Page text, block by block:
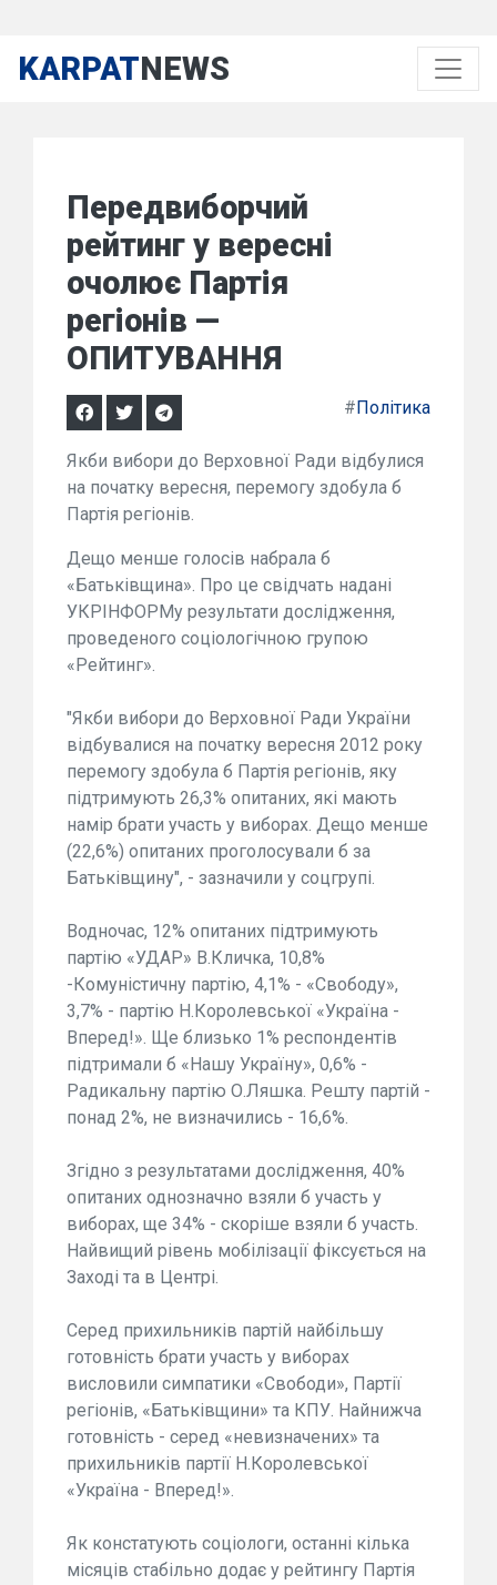
KARPATNEWS
Передвиборчий
рейтинг у вересні
очолює Партія
регіонів —
ОПИТУВАННЯ
#Політика
Якби вибори до Верховної Ради відбулися
на початку вересня, перемогу здобула б
Партія регіонів.
Дещо менше голосів набрала б
«Батьківщина». Про це свідчать надані
УКРІНФОРМу результати дослідження,
проведеного соціологічною групою
«Рейтинг».
"Якби вибори до Верховної Ради України
відбувалися на початку вересня 2012 року
перемогу здобула б Партія регіонів, яку
підтримують 26,3% опитаних, які мають
намір брати участь у виборах. Дещо менше
(22,6%) опитаних проголосували б за
Батьківщину", - зазначили у соцгрупі.
Водночас, 12% опитаних підтримують
партію «УДАР» В.Кличка, 10,8%
-Комуністичну партію, 4,1% - «Свободу»,
3,7% - партію Н.Королевської «Україна -
Вперед!». Ще близько 1% респондентів
підтримали б «Нашу Україну», 0,6% -
Радикальну партію О.Ляшка. Решту партій -
понад 2%, не визначились - 16,6%.
Згідно з результатами дослідження, 40%
опитаних однозначно взяли б участь у
виборах, ще 34% - скоріше взяли б участь.
Найвищий рівень мобілізації фіксується на
Заході та в Центрі.
Серед прихильників партій найбільшу
готовність брати участь у виборах
висловили симпатики «Свободи», Партії
регіонів, «Батьківщини» та КПУ. Найнижча
готовність - серед «невизначених» та
прихильників партії Н.Королевської
«Україна - Вперед!».
Як констатують соціологи, останні кілька
місяців стабільно додає у рейтингу Партія